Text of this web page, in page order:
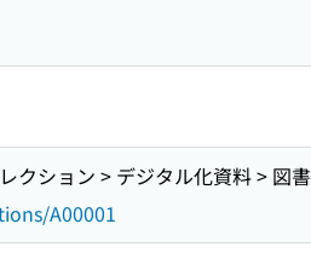
クション > デジタル化資料 > 図書
A00001